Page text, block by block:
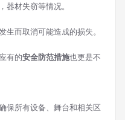
器材失窃等情况。
而取消可能造成的损失。
有的安全防范措施也更是不
保所有设备、舞台和相关区